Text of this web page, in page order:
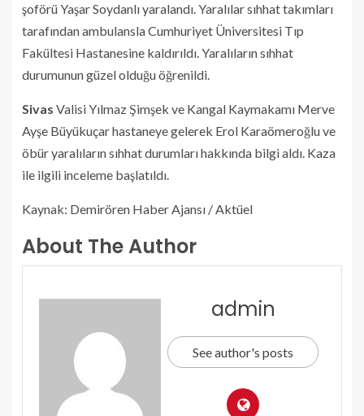
şoförü Yaşar Soydanlı yaralandı. Yaralılar sıhhat takımları
tarafından ambulansla Cumhuriyet Üniversitesi Tıp
Fakültesi Hastanesine kaldırıldı. Yaralıların sıhhat
durumunun güzel olduğu öğrenildi.
Sivas Valisi Yılmaz Şimşek ve Kangal Kaymakamı Merve
Ayşe Büyükuçar hastaneye gelerek Erol Karaömeroğlu ve
öbür yaralıların sıhhat durumları hakkında bilgi aldı. Kaza
ile ilgili inceleme başlatıldı.
Kaynak: Demirören Haber Ajansı / Aktüel
About The Author
admin
See author's posts